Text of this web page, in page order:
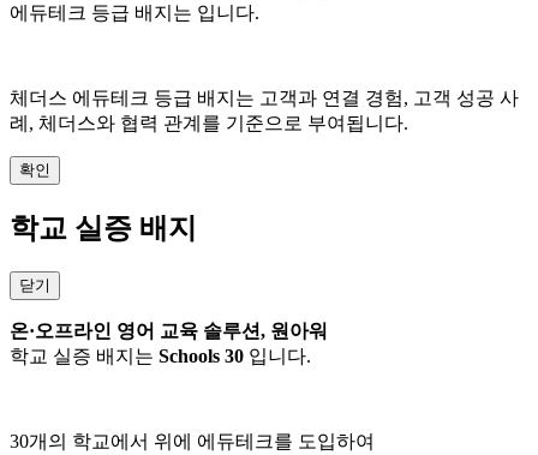
에듀테크 등급 배지는 입니다.
체더스 에듀테크 등급 배지는 고객과 연결 경험, 고객 성공 사
례, 체더스와 협력 관계를 기준으로 부여됩니다.
확인
학교 실증 배지
닫기
온·오프라인 영어 교육 솔루션, 원아워
학교 실증 배지는 Schools 30 입니다.
30개 의 학교에서 위에 에듀테크를 도입하여